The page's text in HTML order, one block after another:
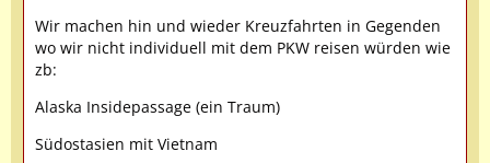
Wir machen hin und wieder Kreuzfahrten in Gegenden
wo wir nicht individuell mit dem PKW reisen würden wie
zb:
Alaska Insidepassage (ein Traum)
Südostasien mit Vietnam